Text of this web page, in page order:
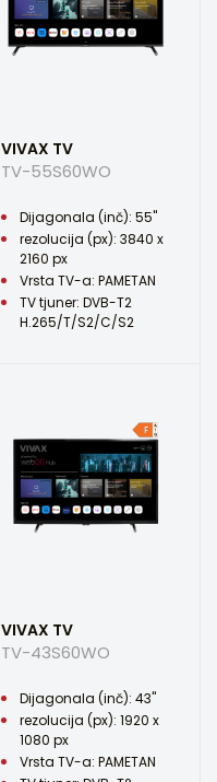
VIVAX TV
TV-55S60WO
Dijagonala (inč): 55"
rezolucija (px): 3840 x
2160 px
Vrsta TV-a: PAMETAN
TV tjuner: DVB-T2
H.265/T/S2/C/S2
VIVAX TV
TV-43S60WO
Dijagonala (inč): 43"
rezolucija (px): 1920 x
1080 px
Vrsta TV-a: PAMETAN